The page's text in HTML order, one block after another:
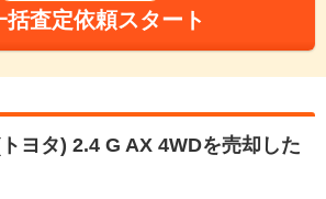
括査定依頼スタート
ヨタ) 2.4 G AX 4WDを売却した